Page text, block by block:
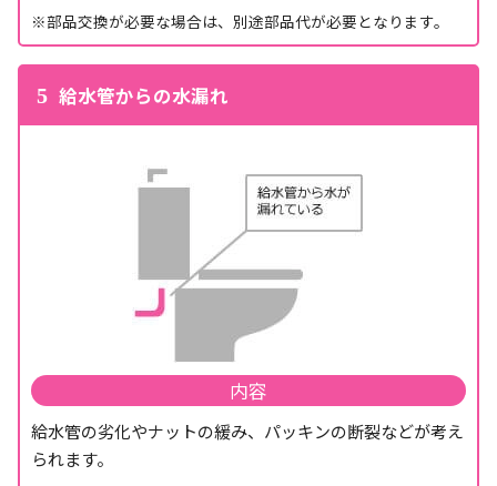
※部品交換が必要な場合は、別途部品代が必要となります。
5 給水管からの水漏れ
内容
給水管の劣化やナットの緩み、パッキンの断裂などが考え
られます。